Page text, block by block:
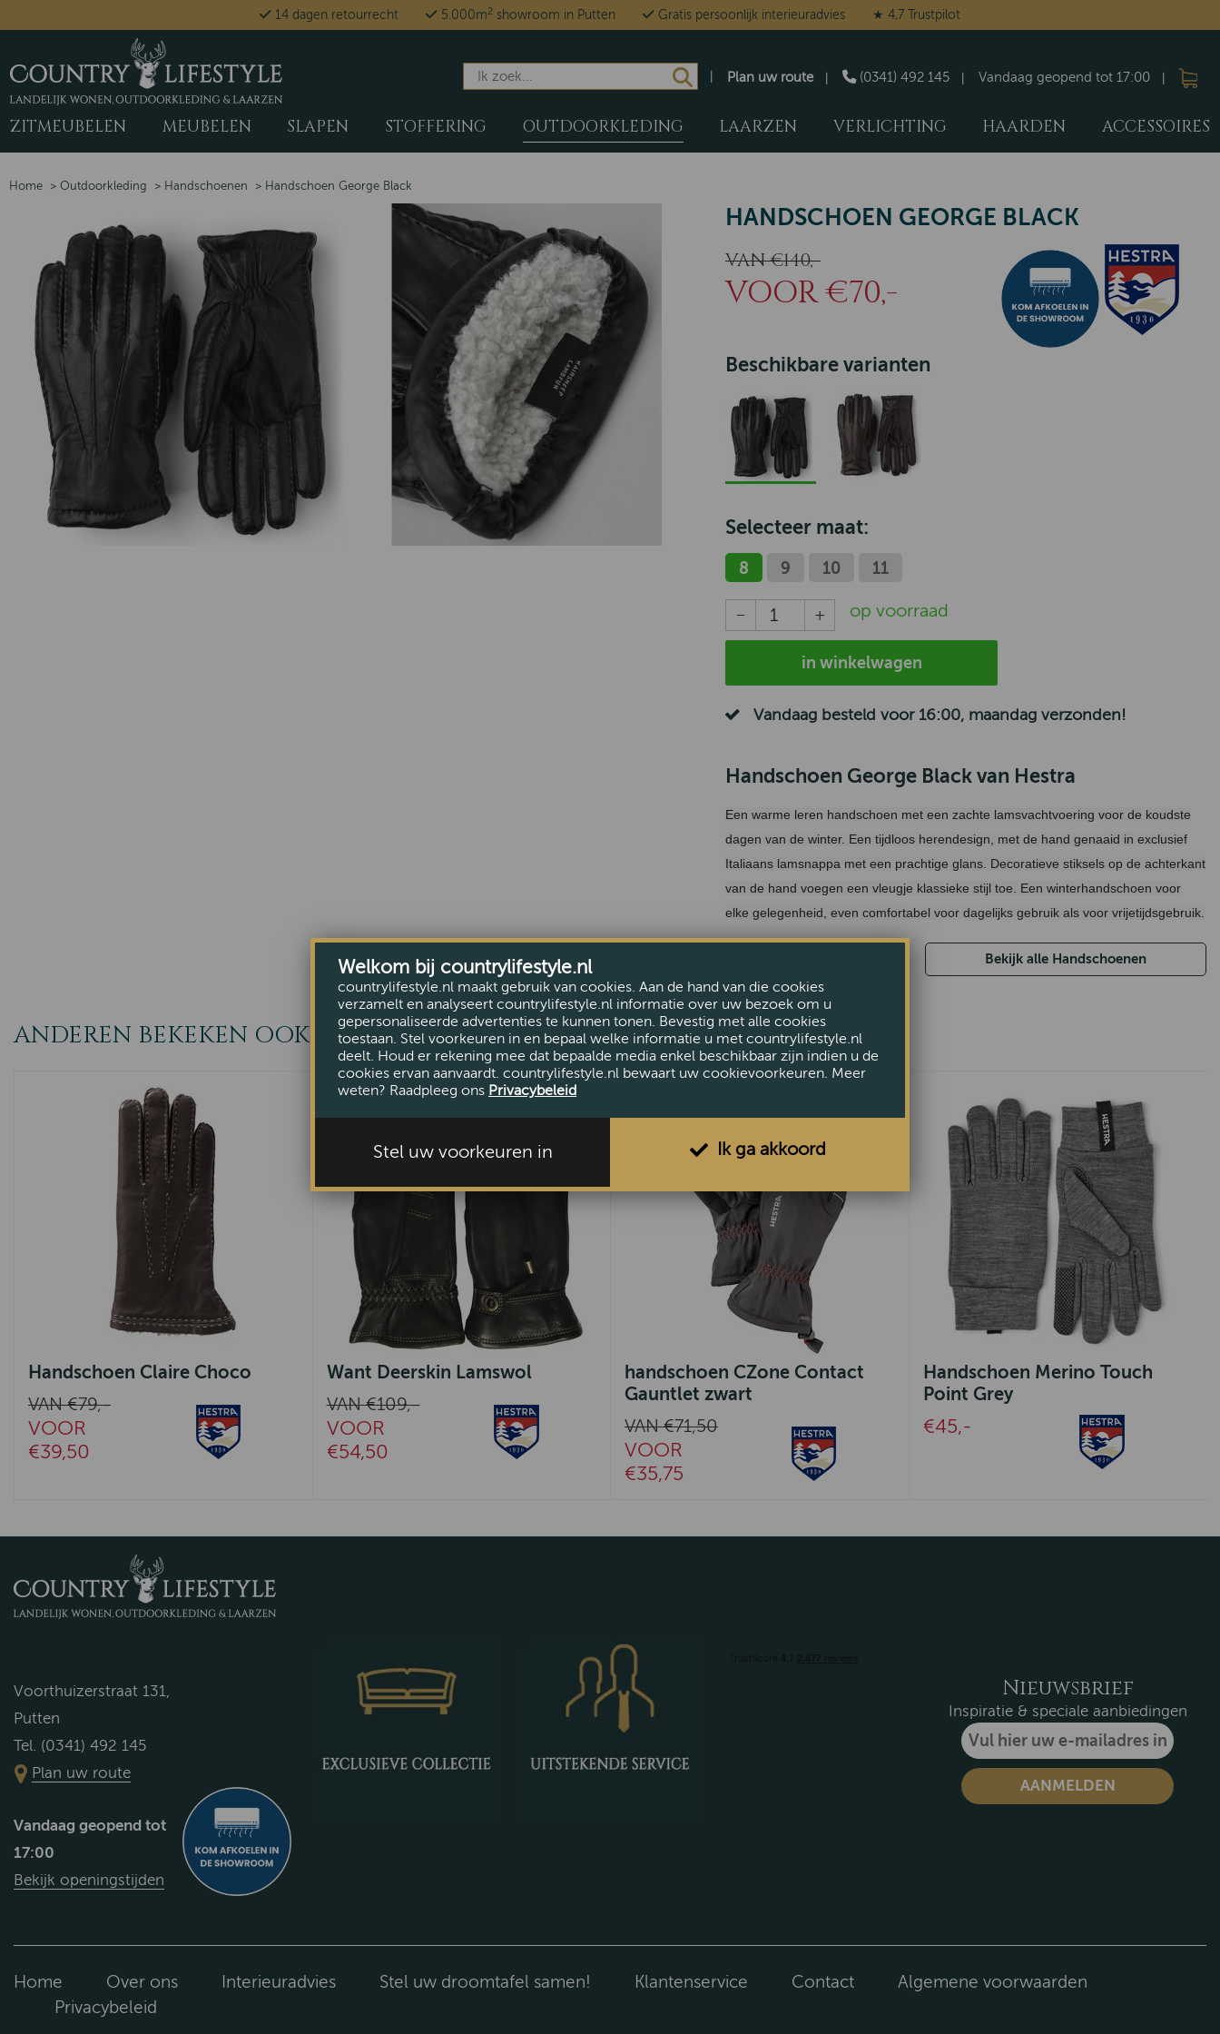
14 dagen retourrecht 5.000m2 showroom in Putten Gratis persoonlijk interieuradvies ★ 4,7 Trustpilot
Vandaag geopend tot 17:00
(0341) 492 145
Plan uw route
ZITMEUBELEN MEUBELEN SLAPEN STOFFERING OUTDOORKLEDING LAARZEN VERLICHTING HAARDEN ACCESSOIRES
Home > Outdoorkleding > Handschoenen > Handschoen George Black
HANDSCHOEN GEORGE BLACK
VAN €140,-
VOOR €70,-
Beschikbare varianten
Selecteer maat:
8 9 10 11
op voorraad
in winkelwagen
Vandaag besteld voor 16:00, maandag verzonden!
Handschoen George Black van Hestra
Een warme leren handschoen met een zachte lamsvachtvoering voor de koudste
dagen van de winter. Een tijdloos herendesign, met de hand genaaid in exclusief
Italiaans lamsnappa met een prachtige glans. Decoratieve stiksels op de achterkant
van de hand voegen een vleugje klassieke stijl toe. Een winterhandschoen voor
elke gelegenheid, even comfortabel voor dagelijks gebruik als voor vrijetijdsgebruik.
Bekijk alle Handschoenen
ANDEREN BEKEKEN OOK
Handschoen Claire Choco
VAN €79,-
VOOR
€39,50
Want Deerskin Lamswol
VAN €109,-
VOOR
€54,50
handschoen CZone Contact
Gauntlet zwart
VAN €71,50
VOOR
€35,75
Handschoen Merino Touch
Point Grey
€45,-
Voorthuizerstraat 131,
Putten
Tel. (0341) 492 145
Plan uw route
Vandaag geopend tot
17:00
Bekijk openingstijden
Nieuwsbrief
Inspiratie & speciale aanbiedingen
Home Over ons Interieuradvies Stel uw droomtafel samen! Klantenservice Contact
Algemene voorwaarden
Privacybeleid
Welkom bij countrylifestyle.nl
countrylifestyle.nl maakt gebruik van cookies. Aan de hand van die cookies
verzamelt en analyseert countrylifestyle.nl informatie over uw bezoek om u
gepersonaliseerde advertenties te kunnen tonen. Bevestig met alle cookies
toestaan. Stel voorkeuren in en bepaal welke informatie u met countrylifestyle.nl
deelt. Houd er rekening mee dat bepaalde media enkel beschikbaar zijn indien u de
cookies ervan aanvaardt. countrylifestyle.nl bewaart uw cookievoorkeuren. Meer
weten? Raadpleeg ons Privacybeleid
Stel uw voorkeuren in Ik ga akkoord